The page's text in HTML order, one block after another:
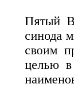
Пятый
синода
своим
целью